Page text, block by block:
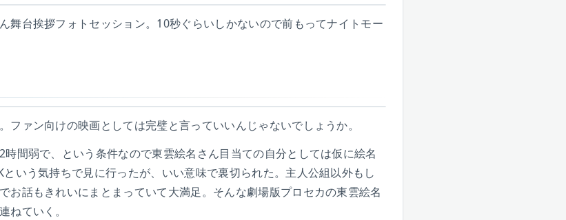
舞台挨拶フォトセッション。10秒ぐらいしかないので前もってナイトモー
ファン向けの映画としては完璧と言っていいんじゃないでしょうか。
間弱で、という条件なので東雲絵名さん目当ての自分としては仮に絵名
いう気持ちで見に行ったが、いい意味で裏切られた。主人公組以外もし
お話もきれいにまとまっていて大満足。そんな劇場版プロセカの東雲絵名
ねていく。